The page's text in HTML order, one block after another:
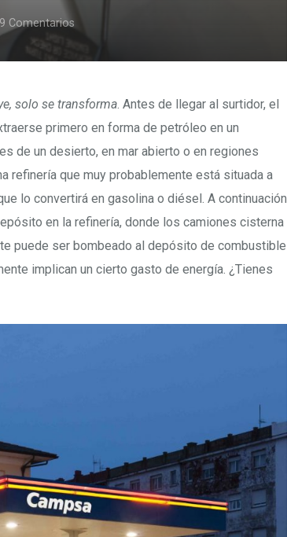
9 Comentarios
solo se transforma . Antes de llegar al surtidor, el
primero en forma de petróleo en un
de un desierto, en mar abierto o en regiones
refinería que muy probablemente está situada a
lo convertirá en gasolina o diésel. A continuación
en la refinería, donde los camiones cisterna
puede ser bombeado al depósito de combustible
implican un cierto gasto de energía. ¿Tienes